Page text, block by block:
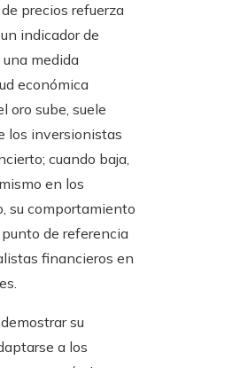
precios refuerza
indicador de
medida
económica
oro sube, suele
los inversionistas
cuando baja,
en los
su comportamiento
de referencia
financieros en
su
a los